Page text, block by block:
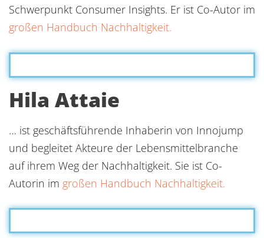
Schwerpunkt Consumer Insights. Er ist Co-Autor im
großen Handbuch Nachhaltigkeit.
Hila Attaie
… ist geschäftsführende Inhaberin von Innojump
und begleitet Akteure der Lebensmittelbranche
auf ihrem Weg der Nachhaltigkeit. Sie ist Co-
Autorin im großen Handbuch Nachhaltigkeit.